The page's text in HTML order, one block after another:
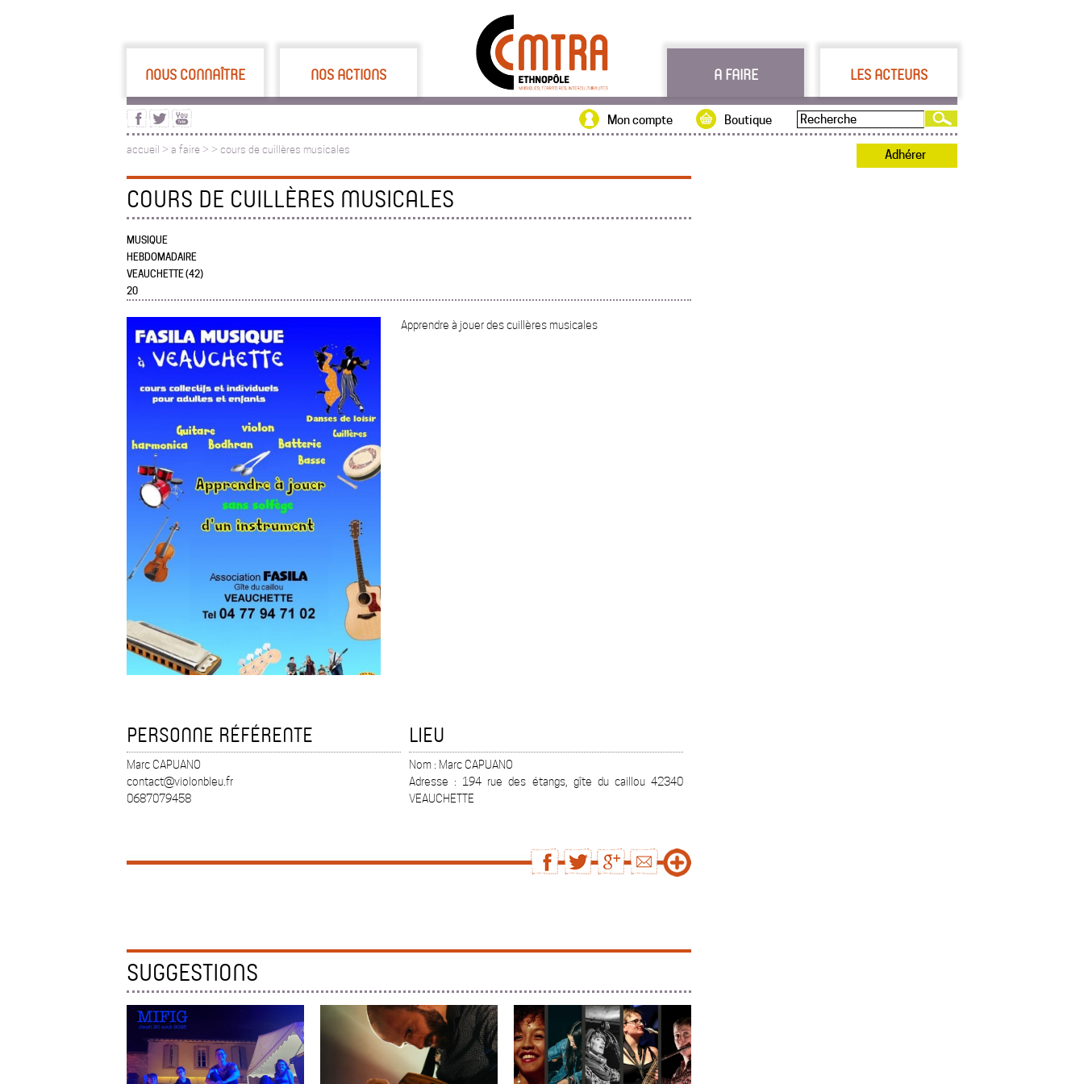
NOUS CONNAÎTRE NOS ACTIONS A FAIRE LES ACTEURS
Boutique
Mon compte
accueil > a faire > > cours de cuillères musicales Adhérer
COURS DE CUILLÈRES MUSICALES
MUSIQUE
HEBDOMADAIRE
VEAUCHETTE (42)
20
Apprendre à jouer des cuillères musicales
PERSONNE RÉFÉRENTE
Marc CAPUANO
contact@violonbleu.fr
0687079458
LIEU
Nom : Marc CAPUANO
Adresse : 194 rue des étangs, gîte du caillou 42340
VEAUCHETTE
SUGGESTIONS